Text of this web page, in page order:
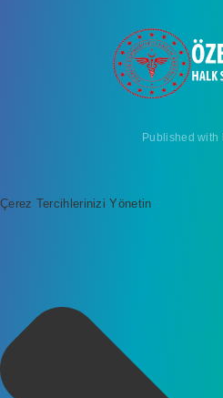
Published with
Çerez Tercihlerinizi Yönetin